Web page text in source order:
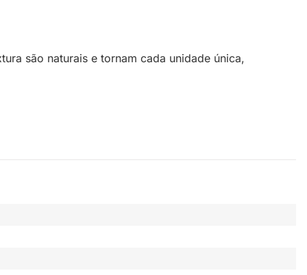
são naturais e tornam cada unidade única,